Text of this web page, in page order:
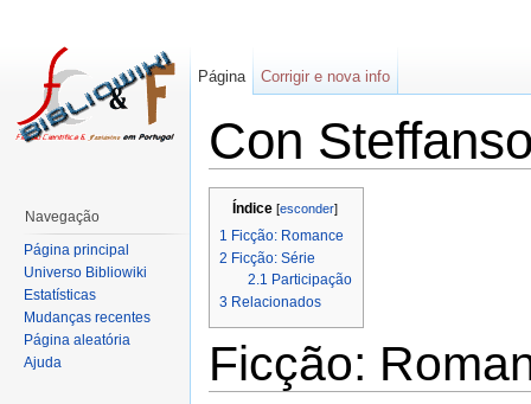
Con
Índice[esconder]
1 Ficção: Romance
2 Ficção: Série
2.1 Participação
3 Relacionados
Ficção:
Página Corrigir e nova info
Navegação
Página principal
Universo Bibliowiki
Estatísticas
Mudanças recentes
Página aleatória
Ajuda